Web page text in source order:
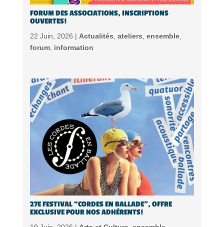
FORUM DES ASSOCIATIONS, INSCRIPTIONS
OUVERTES!
22 Juin, 2026 | Actualités, ateliers, ensemble,
forum, information
27E FESTIVAL “CORDES EN BALLADE”, OFFRE
EXCLUSIVE POUR NOS ADHÉRENTS!